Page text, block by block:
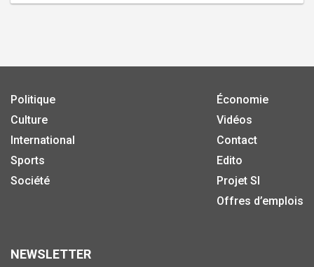
Politique
Culture
International
Sports
Société
Économie
Vidéos
Contact
Edito
Projet SI
Offres d’emplois
NEWSLETTER